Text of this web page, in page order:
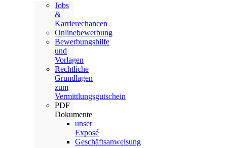
Jobs
&
Karrierechancen
Onlinebewerbung
Bewerbungshilfe
und
Vorlagen
Rechtliche
Grundlagen
zum
Vermittlungsgutschein
PDF
Dokumente
unser
Exposé
Geschäftsanweisung